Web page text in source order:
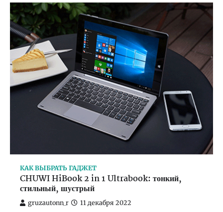
КАК ВЫБРАТЬ ГАДЖЕТ
CHUWI HiBook 2 in 1 Ultrabook: тонкий,
стильный, шустрый
gruzautonn_r 11 декабря 2022